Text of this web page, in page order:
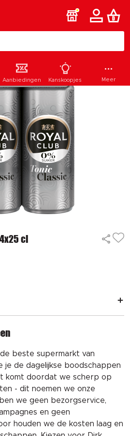
cl
beste supermarkt van
je de dagelijkse boodschappen
komt doordat we scherp op
- dit noemen we onze
we geen bezorgservice,
en geen
houden we de kosten laag en
Aanbiedingen Kanskoopjes Meer